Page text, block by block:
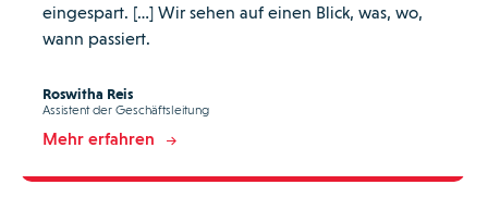
eingespart. […] Wir sehen auf einen Blick, was, wo,
wann passiert.
Roswitha Reis
Assistent der Geschäftsleitung
Mehr erfahren